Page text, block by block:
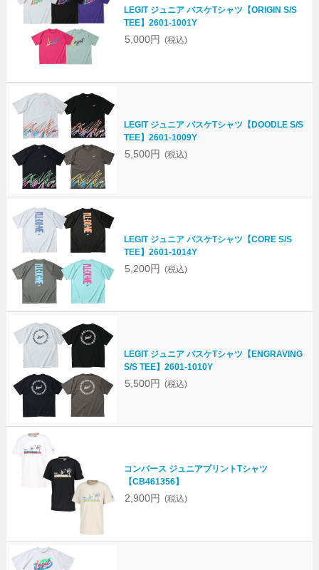
LEGIT ジュニア バスケTシャツ【ORIGIN S/S
TEE】2601-1001Y
5,000円 (税込)
LEGIT ジュニア バスケTシャツ【DOODLE S/S
TEE】2601-1009Y
5,500円 (税込)
LEGIT ジュニア バスケTシャツ【CORE S/S
TEE】2601-1014Y
5,200円 (税込)
LEGIT ジュニア バスケTシャツ【ENGRAVING
S/S TEE】2601-1010Y
5,500円 (税込)
コンバース ジュニアプリントTシャツ
【CB461356】
2,900円 (税込)